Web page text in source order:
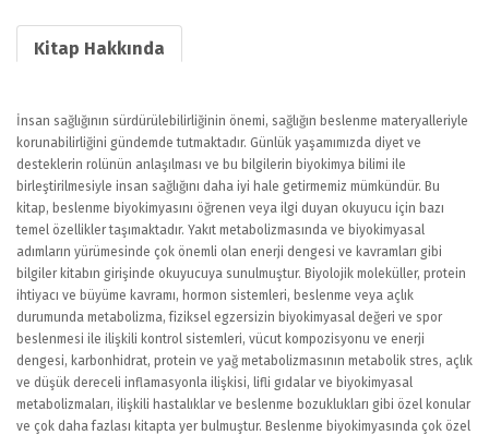
Kitap Hakkında
İnsan sağlığının sürdürülebilirliğinin önemi, sağlığın beslenme materyalleriyle
korunabilirliğini gündemde tutmaktadır. Günlük yaşamımızda diyet ve
desteklerin rolünün anlaşılması ve bu bilgilerin biyokimya bilimi ile
birleştirilmesiyle insan sağlığını daha iyi hale getirmemiz mümkündür. Bu
kitap, beslenme biyokimyasını öğrenen veya ilgi duyan okuyucu için bazı
temel özellikler taşımaktadır. Yakıt metabolizmasında ve biyokimyasal
adımların yürümesinde çok önemli olan enerji dengesi ve kavramları gibi
bilgiler kitabın girişinde okuyucuya sunulmuştur. Biyolojik moleküller, protein
ihtiyacı ve büyüme kavramı, hormon sistemleri, beslenme veya açlık
durumunda metabolizma, fiziksel egzersizin biyokimyasal değeri ve spor
beslenmesi ile ilişkili kontrol sistemleri, vücut kompozisyonu ve enerji
dengesi, karbonhidrat, protein ve yağ metabolizmasının metabolik stres, açlık
ve düşük dereceli inflamasyonla ilişkisi, lifli gıdalar ve biyokimyasal
metabolizmaları, ilişkili hastalıklar ve beslenme bozuklukları gibi özel konular
ve çok daha fazlası kitapta yer bulmuştur. Beslenme biyokimyasında çok özel